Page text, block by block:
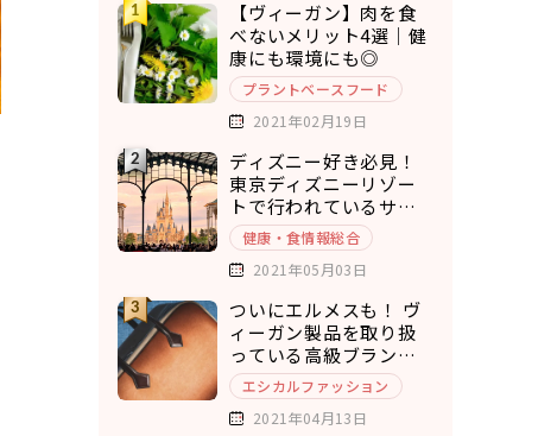
【ヴィーガン】肉を食
べないメリット4選｜健
康にも環境にも◎
プラントベースフード
2021年02月19日
ディズニー好き必見！
東京ディズニーリゾー
トで行われているサス
テナブルな取り組み5選
健康・食情報総合
2021年05月03日
ついにエルメスも！ ヴ
ィーガン製品を取り扱
っている高級ブランド7
選エシカルファッション
2021年04月13日